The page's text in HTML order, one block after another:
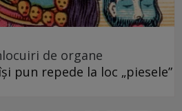
de organe
pun repede la loc „piesele”